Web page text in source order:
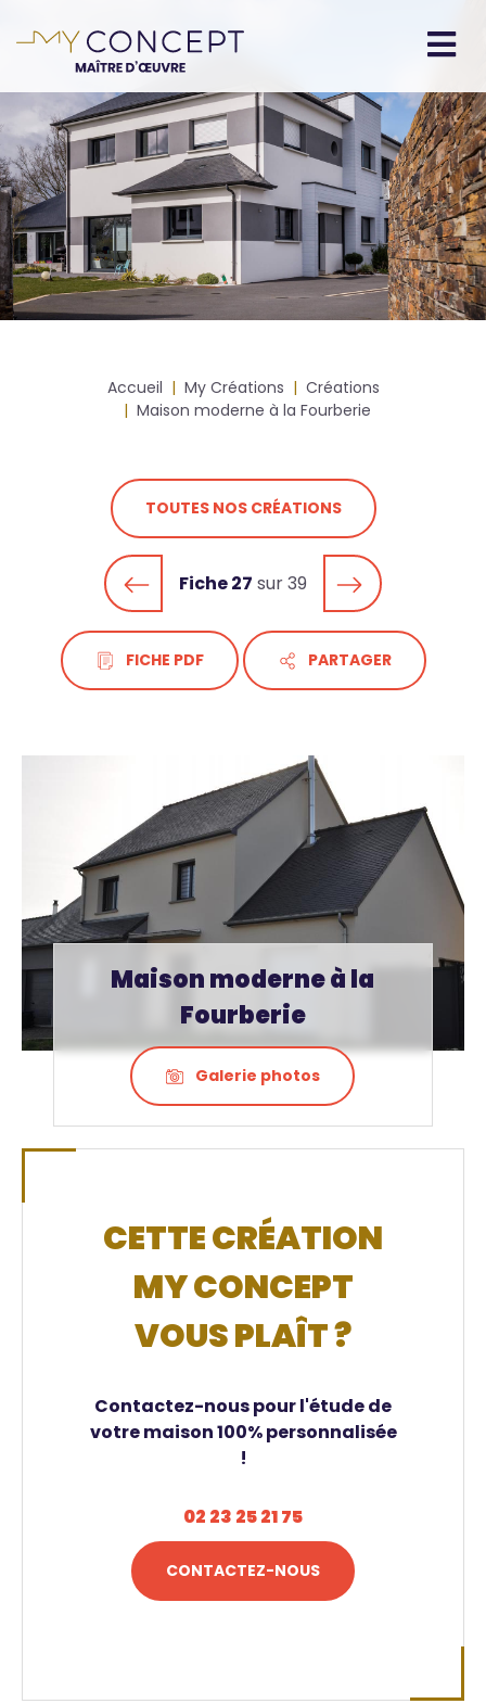
au
principal
principale
Fil
d'Ariane
Accueil My Créations
Créations
Maison moderne à la Fourberie
TOUTES NOS CRÉATIONS
Fiche 27 sur 39
FICHE PDF PARTAGER
Maison moderne à la
Fourberie
Galerie photos
CETTE CRÉATION
MY CONCEPT
VOUS PLAÎT ?
Contactez-nous pour l'étude de
votre maison 100% personnalisée
!
02 23 25 21 75
CONTACTEZ-NOUS